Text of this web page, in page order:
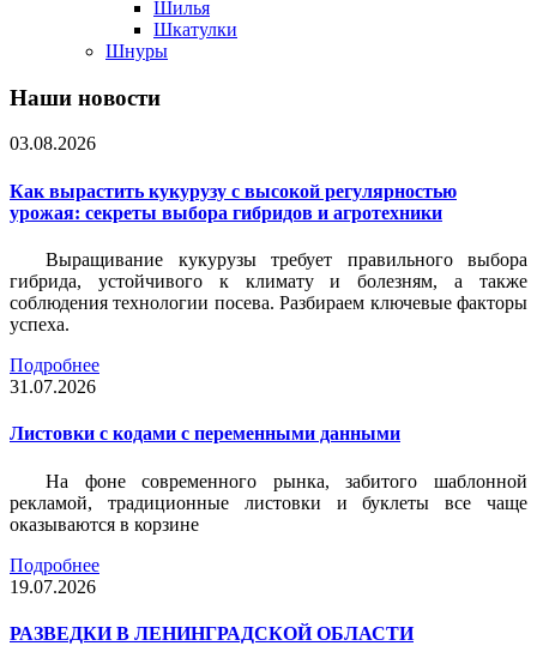
Шилья
Шкатулки
Шнуры
Наши новости
03.08.2026
Как вырастить кукурузу с высокой регулярностью
урожая: секреты выбора гибридов и агротехники
Выращивание кукурузы требует правильного выбора
гибрида, устойчивого к климату и болезням, а также
соблюдения технологии посева. Разбираем ключевые факторы
успеха.
Подробнее
31.07.2026
Листовки c кодами с переменными данными
На фоне современного рынка, забитого шаблонной
рекламой, традиционные листовки и буклеты все чаще
оказываются в корзине
Подробнее
19.07.2026
РАЗВЕДКИ В ЛЕНИНГРАДСКОЙ ОБЛАСТИ